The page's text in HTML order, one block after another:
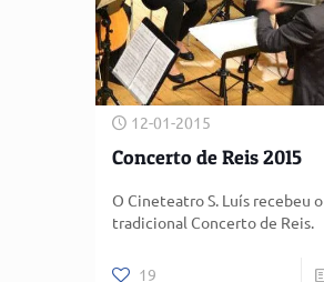
12-01-2015
Concerto de Reis 2015
O Cineteatro S. Luís recebeu o
tradicional Concerto de Reis.
19